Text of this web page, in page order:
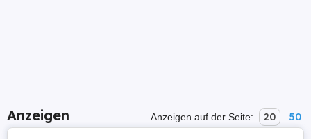
Anzeigen Anzeigen auf der Seite: 20 50